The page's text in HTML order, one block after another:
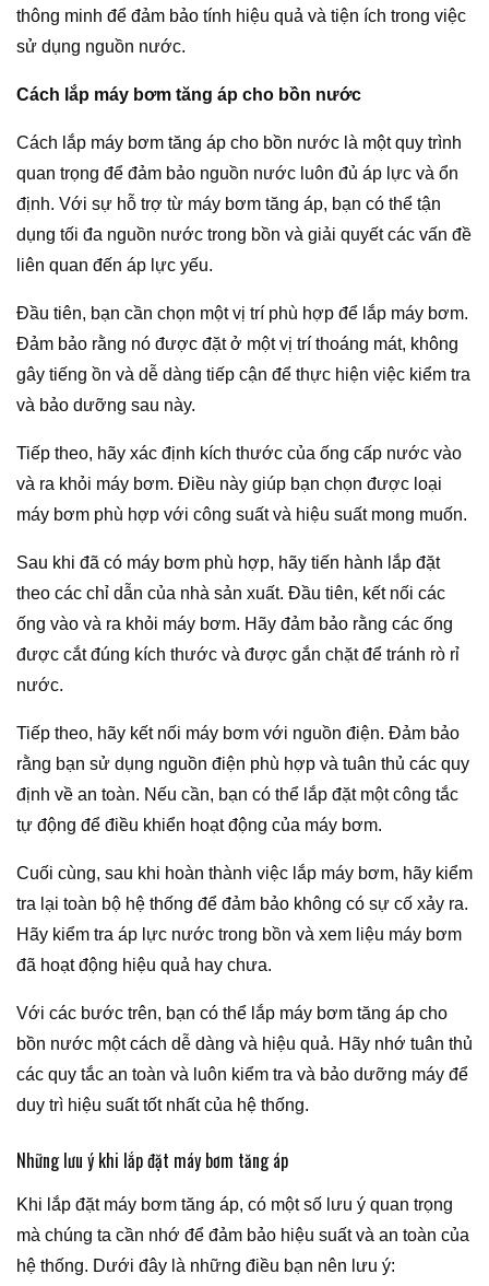
thông minh để đảm bảo tính hiệu quả và tiện ích trong việc
sử dụng nguồn nước.
Cách lắp máy bơm tăng áp cho bồn nước
Cách lắp máy bơm tăng áp cho bồn nước là một quy trình
quan trọng để đảm bảo nguồn nước luôn đủ áp lực và ổn
định. Với sự hỗ trợ từ máy bơm tăng áp, bạn có thể tận
dụng tối đa nguồn nước trong bồn và giải quyết các vấn đề
liên quan đến áp lực yếu.
Đầu tiên, bạn cần chọn một vị trí phù hợp để lắp máy bơm.
Đảm bảo rằng nó được đặt ở một vị trí thoáng mát, không
gây tiếng ồn và dễ dàng tiếp cận để thực hiện việc kiểm tra
và bảo dưỡng sau này.
Tiếp theo, hãy xác định kích thước của ống cấp nước vào
và ra khỏi máy bơm. Điều này giúp bạn chọn được loại
máy bơm phù hợp với công suất và hiệu suất mong muốn.
Sau khi đã có máy bơm phù hợp, hãy tiến hành lắp đặt
theo các chỉ dẫn của nhà sản xuất. Đầu tiên, kết nối các
ống vào và ra khỏi máy bơm. Hãy đảm bảo rằng các ống
được cắt đúng kích thước và được gắn chặt để tránh rò rỉ
nước.
Tiếp theo, hãy kết nối máy bơm với nguồn điện. Đảm bảo
rằng bạn sử dụng nguồn điện phù hợp và tuân thủ các quy
định về an toàn. Nếu cần, bạn có thể lắp đặt một công tắc
tự động để điều khiển hoạt động của máy bơm.
Cuối cùng, sau khi hoàn thành việc lắp máy bơm, hãy kiểm
tra lại toàn bộ hệ thống để đảm bảo không có sự cố xảy ra.
Hãy kiểm tra áp lực nước trong bồn và xem liệu máy bơm
đã hoạt động hiệu quả hay chưa.
Với các bước trên, bạn có thể lắp máy bơm tăng áp cho
bồn nước một cách dễ dàng và hiệu quả. Hãy nhớ tuân thủ
các quy tắc an toàn và luôn kiểm tra và bảo dưỡng máy để
duy trì hiệu suất tốt nhất của hệ thống.
Những lưu ý khi lắp đặt máy bơm tăng áp
Khi lắp đặt máy bơm tăng áp, có một số lưu ý quan trọng
mà chúng ta cần nhớ để đảm bảo hiệu suất và an toàn của
hệ thống. Dưới đây là những điều bạn nên lưu ý: